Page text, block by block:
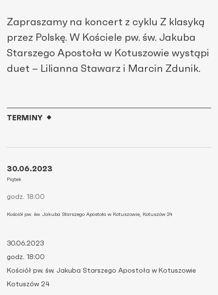
Zapraszamy na koncert z cyklu Z klasyką
przez Polskę. W Kościele pw. św. Jakuba
Starszego Apostoła w Kotuszowie wystąpi
duet – Lilianna Stawarz i Marcin Zdunik.
30.06.2023
godz. 18:00
Kościół pw. św. Jakuba Starszego Apostoła w Kotuszowie
Kotuszów 24
TERMINY
30.06.2023
Piątek
godz. 18:00
Kościół pw. św. Jakuba Starszego Apostoła w Kotuszowie, Kotuszów 24